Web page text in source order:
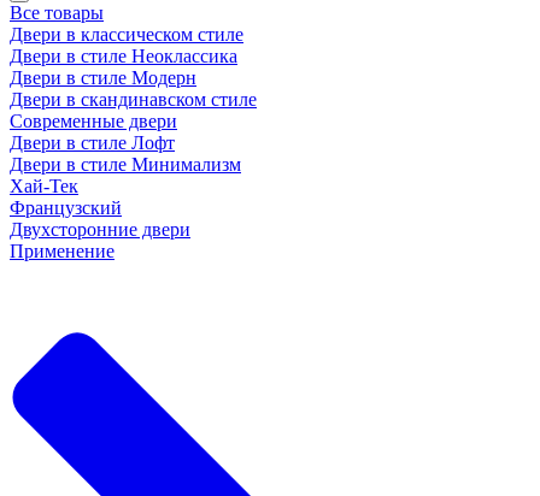
Все товары
Двери в классическом стиле
Двери в стиле Неоклассика
Двери в стиле Модерн
Двери в скандинавском стиле
Современные двери
Двери в стиле Лофт
Двери в стиле Минимализм
Хай-Тек
Французский
Двухсторонние двери
Применение